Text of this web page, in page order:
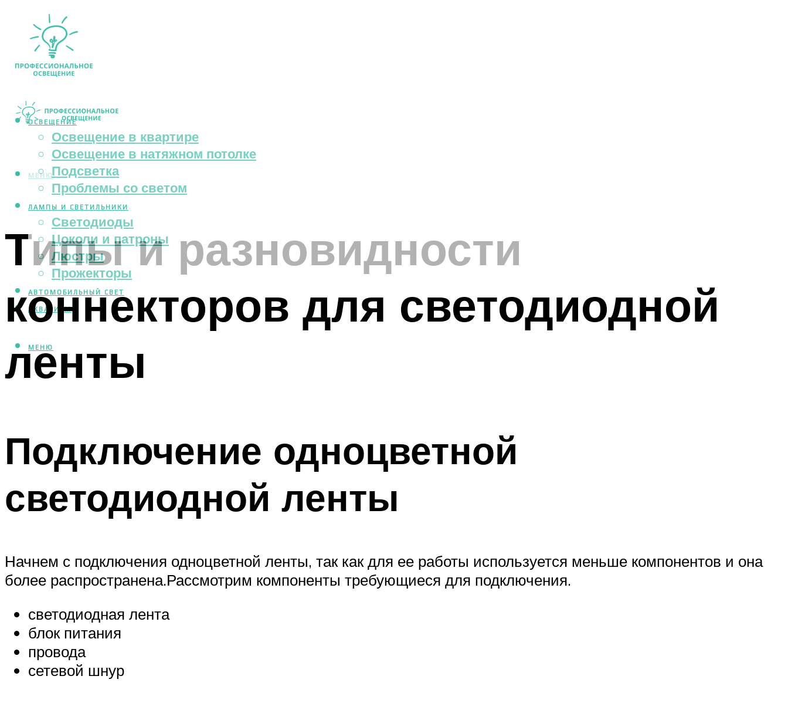
ОСВЕЩЕНИЕ
Освещение в квартире
Освещение в натяжном потолке
Подсветка
Проблемы со светом
ЛАМПЫ И СВЕТИЛЬНИКИ
Светодиоды
Цоколи и патроны
Люстры
Прожекторы
АВТОМОБИЛЬНЫЙ СВЕТ
АКВАРИУМ
МЕНЮ
МЕНЮ
Типы и разновидности
коннекторов для светодиодной
ленты
Подключение одноцветной
светодиодной ленты
Начнем с подключения одноцветной ленты, так как для ее работы используется меньше компонентов и она
более распространена.Рассмотрим компоненты требующиеся для подключения.
светодиодная лента
блок питания
провода
сетевой шнур